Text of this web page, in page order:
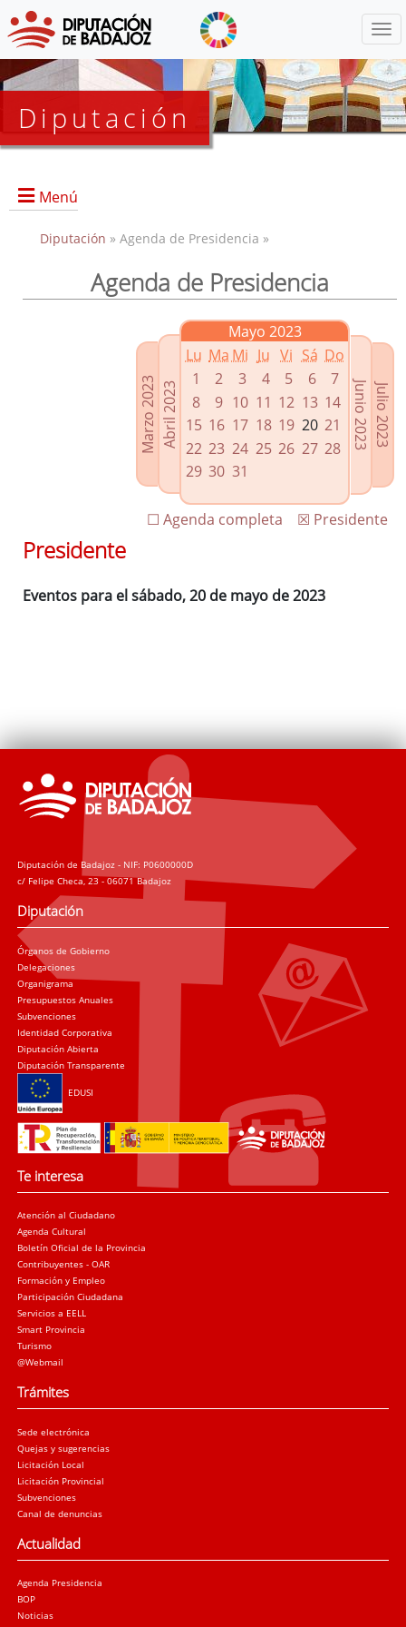
Diputación
Menú
Presidencia
Enlaces relacionados
Agenda de Presidencia
Plenos provinciales y Juntas de gobierno
Oficina de Proyectos Europeos
Diputación » Agenda de Presidencia »
Agenda de Presidencia
Marzo 2023Abril 2023
Mayo 2023
Lu Ma Mi Ju Vi Sá Do
1
2 3 4 5 6
7
8
9 10 11 12 13 14
15 16 17 18 19 20 21
22 23 24 25 26 27 28
29 30 31
Julio 2023
Junio 2023
☒ Presidente
☐ Agenda completa
Presidente
Eventos para el sábado, 20 de mayo de 2023
Diputación de Badajoz - NIF: P0600000D
c/ Felipe Checa, 23 - 06071 Badajoz
Diputación
Órganos de Gobierno
Delegaciones
Organigrama
Presupuestos Anuales
Subvenciones
Identidad Corporativa
Diputación Abierta
Diputación Transparente
EDUSI
Te interesa
Atención al Ciudadano
Agenda Cultural
Boletín Oficial de la Provincia
Contribuyentes - OAR
Formación y Empleo
Participación Ciudadana
Servicios a EELL
Smart Provincia
Turismo
@Webmail
Trámites
Sede electrónica
Quejas y sugerencias
Licitación Local
Licitación Provincial
Subvenciones
Canal de denuncias
Actualidad
Agenda Presidencia
BOP
Noticias